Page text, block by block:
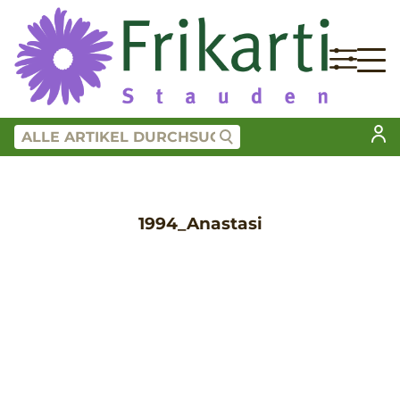
1994_Anastasi